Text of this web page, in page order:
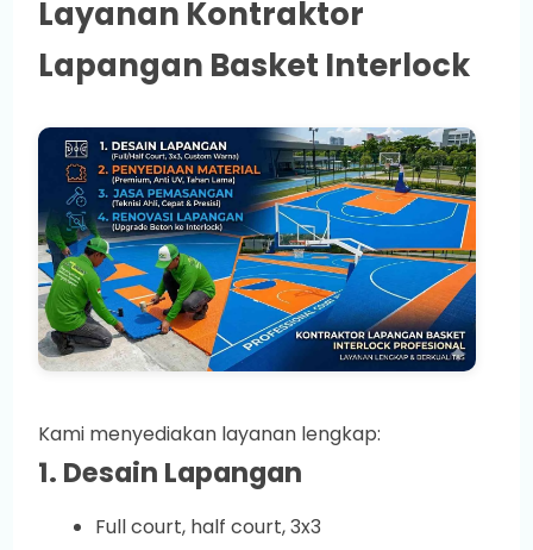
Layanan Kontraktor
Lapangan Basket Interlock
Kami menyediakan layanan lengkap:
1. Desain Lapangan
Full court, half court, 3x3